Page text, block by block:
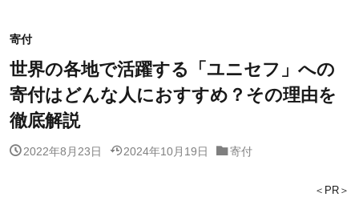
寄付
世界の各地で活躍する「ユニセフ」への
寄付はどんな人におすすめ？その理由を
徹底解説
2022年8月23日 2024年10月19日 寄付
＜PR＞